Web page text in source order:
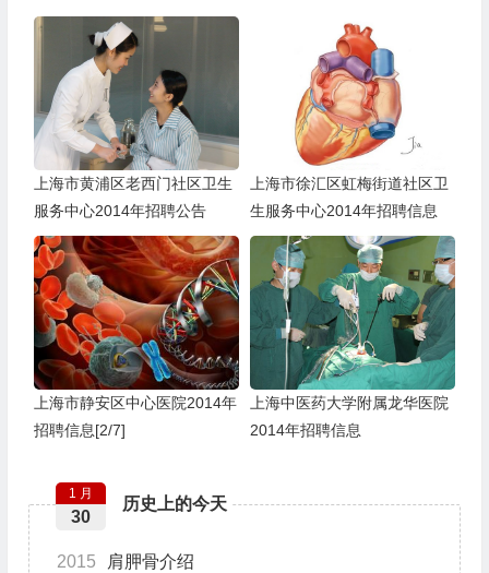
上海市黄浦区老西门社区卫生
服务中心2014年招聘公告
上海市徐汇区虹梅街道社区卫
生服务中心2014年招聘信息
上海市静安区中心医院2014年
招聘信息[2/7]
上海中医药大学附属龙华医院
2014年招聘信息
历史上的今天
1 月
30
2015 肩胛骨介绍